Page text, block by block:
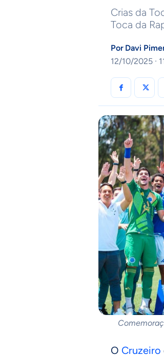
Crias da
Toca da
Por Davi
12/10/2025 ·
O Cruzeiro